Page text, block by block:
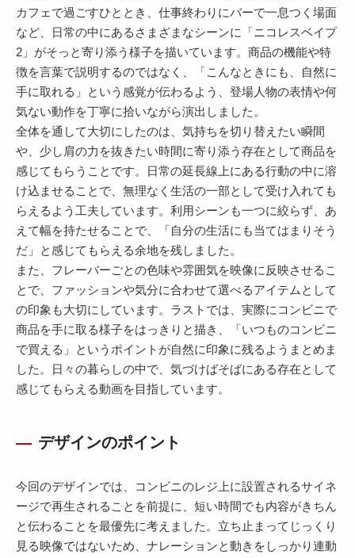
カフェで過ごすひととき、仕事終わりにバーで一息つく場面
など、日常の中にあるさまざまなシーンに「ニコレスベイプ
2」がそっと寄り添う様子を描いています。商品の機能や特
徴を言葉で説明するのではなく、「こんなときにも、自然に
手に取れる」という感覚が伝わるよう、登場人物の表情や何
気ない動作を丁寧に拾いながら演出しました。
全体を通して大切にしたのは、気持ちを切り替えたい瞬間
や、少し肩の力を抜きたい時間に寄り添う存在として商品を
感じてもらうことです。日常の延長線上にある行動の中に溶
け込ませることで、無理なく生活の一部として受け入れても
らえるよう工夫しています。利用シーンも一つに絞らず、あ
えて幅を持たせることで、「自分の生活にも当てはまりそう
だ」と感じてもらえる余地を残しました。
また、フレーバーごとの色味や雰囲気を映像に反映させるこ
とで、ファッションや気分に合わせて選べるアイテムとして
の印象も大切にしています。ラストでは、実際にコンビニで
商品を手に取る様子をはっきりと描き、「いつものコンビニ
で買える」というポイントが自然に印象に残るようまとめま
した。日々の暮らしの中で、気づけばそばにある存在として
感じてもらえる動画を目指しています。
デザインのポイント
今回のデザインでは、コンビニのレジ上に設置されるサイネ
ージで再生されることを前提に、短い時間でも内容がきちん
と伝わることを最優先に考えました。立ち止まってじっくり
見る映像ではないため、ナレーションと動きをしっかり連動